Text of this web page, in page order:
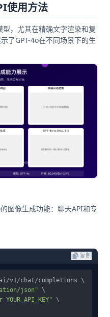
使用方法
，尤其在精确文字渲染和复
了GPT-4o在不同场景下的生
图像生成功能：聊天API和专
复制
v1/chat/completions \
json" \
\